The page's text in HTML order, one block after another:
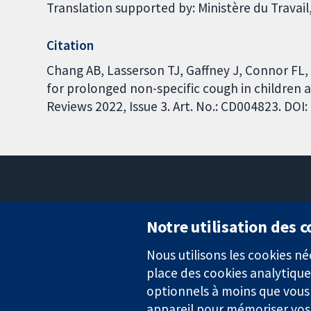
Translation supported by: Ministère du
Citation
Chang AB, Lasserson TJ, Gaffney J, Connor
for prolonged non-specific cough in children
Reviews 2022, Issue 3. Art. No.: CD004823.
Notre utilisation des
Nous utilisons les cookies
place des cookies
optionnels à moins que